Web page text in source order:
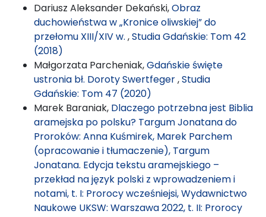
Dariusz Aleksander Dekański,Obraz
duchowieństwa w „Kronice oliwskiej” do
przełomu XIII/XIV w. ,Studia Gdańskie: Tom 42
(2018)
Małgorzata Parcheniak,Gdańskie święte
ustronia bł. Doroty Swertfeger,Studia
Gdańskie: Tom 47 (2020)
Marek Baraniak, Dlaczego potrzebna jest Biblia
aramejska po polsku? Targum Jonatana do
Proroków: Anna Kuśmirek, Marek Parchem
(opracowanie i tłumaczenie), Targum
Jonatana. Edycja tekstu aramejskiego –
przekład na język polski z wprowadzeniem i
notami, t. I: Prorocy wcześniejsi, Wydawnictwo
Naukowe UKSW: Warszawa 2022, t. II: Prorocy